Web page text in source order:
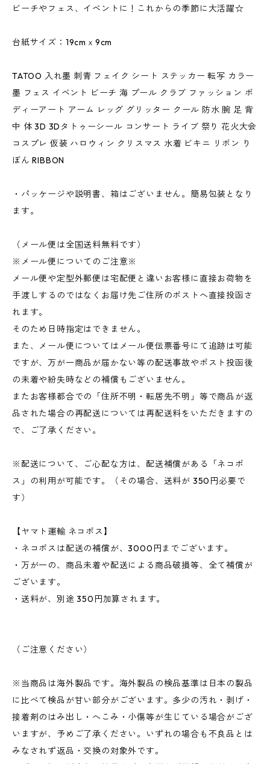
ビーチやフェス、イベントに！これからの季節に大活躍☆
台紙サイズ：19cmｘ9cm
TATOO 入れ墨 刺青 フェイク シート ステッカー 転写 カラー
墨 フェス イベント ビーチ 海 プール クラブ ファッション ボ
ディーアート アーム レッグ グリッター クール 防水 腕 足 背
中 体 3D 3Dタトゥーシール コンサート ライブ 祭り 花火大会
コスプレ 仮装 ハロウィン クリスマス 水着 ビキニ リボン り
ぼん RIBBON
・パッケージや説明書、箱はございません。簡易包装となり
ます。
（メール便は全国送料無料です）
※メール便についてのご注意※
メール便や定型外郵便は宅配便と違いお客様に直接お荷物を
手渡しするのではなくお届け先ご住所のポストへ直接投函さ
れます。
そのため日時指定はできません。
また、メール便についてはメール便伝票番号にて追跡は可能
ですが、万が一商品が届かない等の配送事故やポスト投函後
の未着や紛失時などの補償もございません。
またお客様都合での「住所不明・転居先不明」等で商品が返
品された場合の再配送については再配送料をいただきますの
で、ご了承ください。
※配送について、ご心配な方は、配送補償がある「ネコポ
ス」の利用が可能です。（その場合、送料が 350円必要で
す）
【ヤマト運輸 ネコポス】
・ネコポスは配送の補償が、3000円までございます。
・万が一の、商品未着や配送による商品破損等、全て補償が
ございます。
・送料が、別途 350円加算されます。
（ご注意ください）
※当商品は海外製品です。海外製品の検品基準は日本の製品
に比べて検品が甘い部分がございます。多少の汚れ・剥げ・
接着剤のはみ出し・へこみ・小傷等が生じている場合がござ
いますが、予めご了承ください。いずれの場合も不良品とは
みなされず返品・交換の対象外です。